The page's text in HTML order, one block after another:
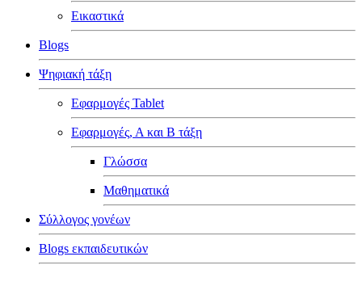
Εικαστικά
Blogs
Ψηφιακή τάξη
Εφαρμογές Tablet
Εφαρμογές, Α και Β τάξη
Γλώσσα
Μαθηματικά
Σύλλογος γονέων
Blogs εκπαιδευτικών